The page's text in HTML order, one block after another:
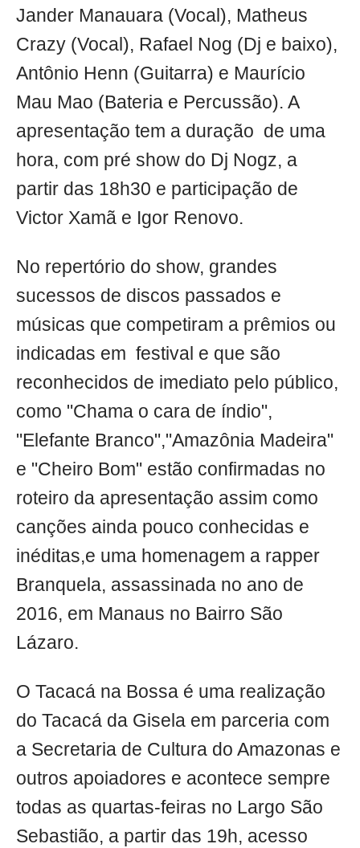
Jander Manauara (Vocal), Matheus
Crazy (Vocal), Rafael Nog (Dj e baixo),
Antônio Henn (Guitarra) e Maurício
Mau Mao (Bateria e Percussão). A
apresentação tem a duração de uma
hora, com pré show do Dj Nogz, a
partir das 18h30 e participação de
Victor Xamã e Igor Renovo.
No repertório do show, grandes
sucessos de discos passados e
músicas que competiram a prêmios ou
indicadas em festival e que são
reconhecidos de imediato pelo público,
como "Chama o cara de índio",
"Elefante Branco","Amazônia Madeira"
e "Cheiro Bom" estão confirmadas no
roteiro da apresentação assim como
canções ainda pouco conhecidas e
inéditas,e uma homenagem a rapper
Branquela, assassinada no ano de
2016, em Manaus no Bairro São
Lázaro.
O Tacacá na Bossa é uma realização
do Tacacá da Gisela em parceria com
a Secretaria de Cultura do Amazonas e
outros apoiadores e acontece sempre
todas as quartas-feiras no Largo São
Sebastião, a partir das 19h, acesso